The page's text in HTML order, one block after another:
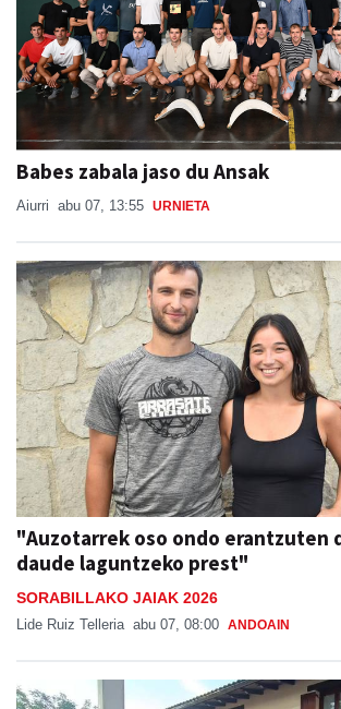
Babes zabala jaso du Ansak
Aiurri abu 07, 13:55 URNIETA
"Auzotarrek oso ondo erantzuten
daude laguntzeko prest"
SORABILLAKO JAIAK 2026
Lide Ruiz Telleria abu 07, 08:00 ANDOAIN